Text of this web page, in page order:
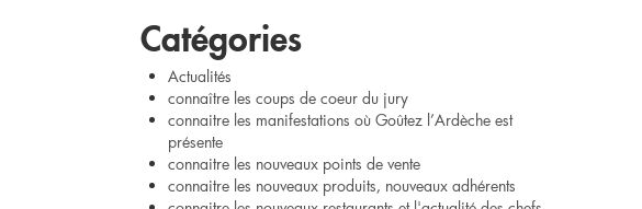
Catégories
Actualités
connaître les coups de coeur du jury
connaitre les manifestations où Goûtez l’Ardèche est
présente
connaitre les nouveaux points de vente
connaitre les nouveaux produits, nouveaux adhérents